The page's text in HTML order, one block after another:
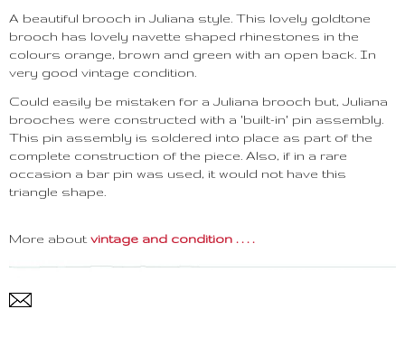
A beautiful brooch in Juliana style. This lovely goldtone
brooch has lovely navette shaped rhinestones in the
colours orange, brown and green with an open back. In
very good vintage condition.
Could easily be mistaken for a Juliana brooch but, Juliana
brooches were constructed with a 'built-in' pin assembly.
This pin assembly is soldered into place as part of the
complete construction of the piece. Also, if in a rare
occasion a bar pin was used, it would not have this
triangle shape.
More about vintage and condition . . . .